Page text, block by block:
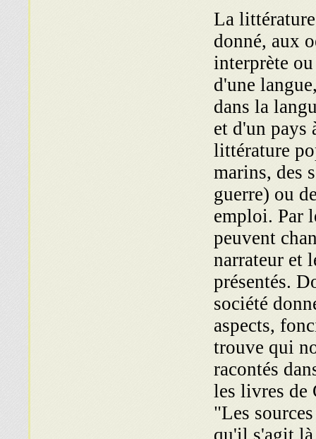
La
donné, aux
interprète
d'une
dans la
et d'un pays
littérature
marins, des
guerre) ou
emploi. Par
peuvent
narrateur et
présentés.
société
aspects,
trouve qui
racontés
les livres de
"Les
qu'il s'agit là